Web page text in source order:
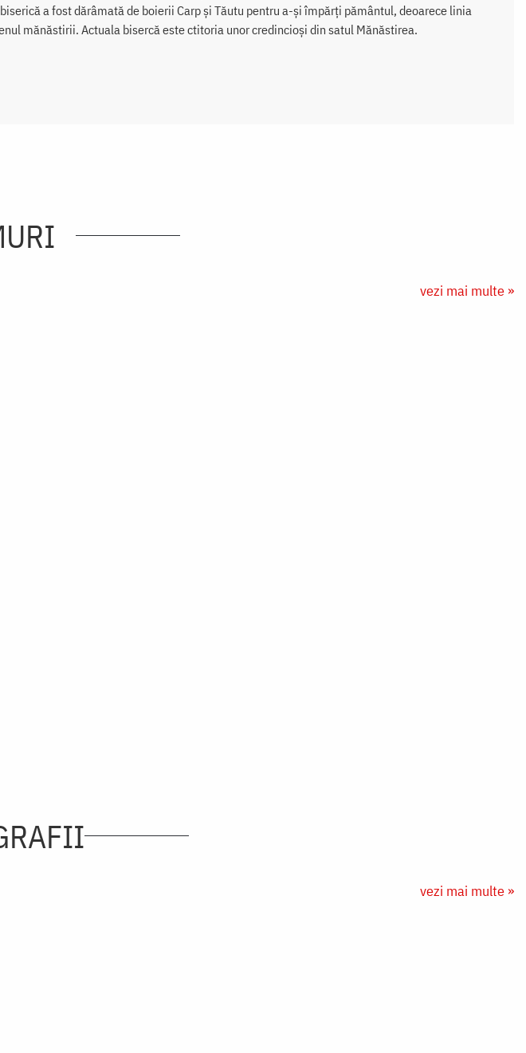
a fost dărâmată de boierii Carp şi Tăutu pentru a-şi împărţi pământul, deoarece linia
mănăstirii. Actuala bisercă este ctitoria unor credincioşi din satul Mănăstirea.
vezi mai multe »
vezi mai multe »